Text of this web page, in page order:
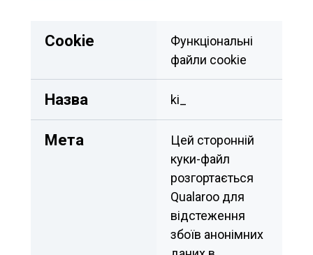
Сookie
Функціональні
файли cookie
Назва ki_
Мета
Цей сторонній
куки-файл
розгортається
Qualaroo для
відстеження
збоїв анонімних